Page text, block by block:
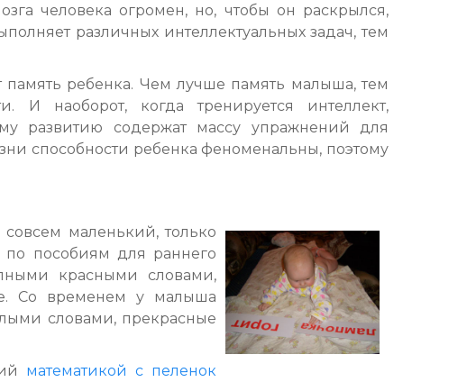
человека огромен, но, чтобы он раскрылся,
различных интеллектуальных задач, тем
память ребенка. Чем лучше память малыша, тем
И наоборот, когда тренируется интеллект,
развитию содержат массу упражнений для
способности ребенка феноменальны, поэтому
маленький, только
по пособиям для раннего
красными словами,
Со временем у малыша
словами, прекрасные
математикой с пеленок